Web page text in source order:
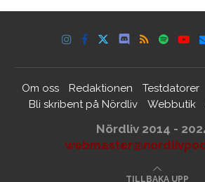
Om oss Redaktionen Testdatorer
Bli skribent på Nördliv
Webbutik
Nördliv 2014 -
TILLBAKA UPP